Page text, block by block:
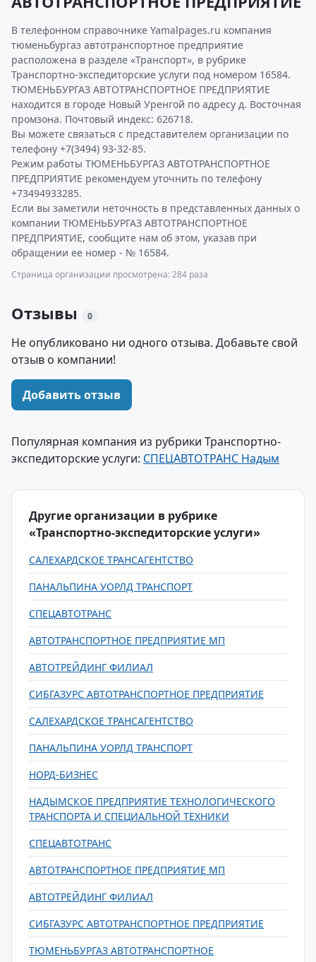
В телефонном справочнике Yamalpages.ru компания
тюменьбургаз автотранспортное предприятие
расположена в разделе «Транспорт», в рубрике
Транспортно-экспедиторские услуги под номером 16584.
ТЮМЕНЬБУРГАЗ АВТОТРАНСПОРТНОЕ ПРЕДПРИЯТИЕ
находится в городе Новый Уренгой по адресу д. Восточная
промзона. Почтовый индекс: 626718.
Вы можете связаться с представителем организации по
телефону +7(3494) 93-32-85.
Режим работы ТЮМЕНЬБУРГАЗ АВТОТРАНСПОРТНОЕ
ПРЕДПРИЯТИЕ рекомендуем уточнить по телефону
+73494933285.
Если вы заметили неточность в представленных данных о
компании ТЮМЕНЬБУРГАЗ АВТОТРАНСПОРТНОЕ
ПРЕДПРИЯТИЕ, сообщите нам об этом, указав при
обращении ее номер - № 16584.
Страница организации просмотрена: 284 раза
Отзывы 0
Не опубликовано ни одного отзыва. Добавьте свой
отзыв о компании!
Добавить отзыв
Популярная компания из рубрики Транспортно-
экспедиторские услуги: СПЕЦАВТОТРАНС Надым
Другие организации в рубрике
«Транспортно-экспедиторские услуги»
САЛЕХАРДСКОЕ ТРАНСАГЕНТСТВО
ПАНАЛЬПИНА УОРЛД ТРАНСПОРТ
СПЕЦАВТОТРАНС
АВТОТРАНСПОРТНОЕ ПРЕДПРИЯТИЕ МП
АВТОТРЕЙДИНГ ФИЛИАЛ
СИБГАЗУРС АВТОТРАНСПОРТНОЕ ПРЕДПРИЯТИЕ
САЛЕХАРДСКОЕ ТРАНСАГЕНТСТВО
ПАНАЛЬПИНА УОРЛД ТРАНСПОРТ
НОРД-БИЗНЕС
НАДЫМСКОЕ ПРЕДПРИЯТИЕ ТЕХНОЛОГИЧЕСКОГО
ТРАНСПОРТА И СПЕЦИАЛЬНОЙ ТЕХНИКИ
СПЕЦАВТОТРАНС
АВТОТРАНСПОРТНОЕ ПРЕДПРИЯТИЕ МП
АВТОТРЕЙДИНГ ФИЛИАЛ
СИБГАЗУРС АВТОТРАНСПОРТНОЕ ПРЕДПРИЯТИЕ
ТЮМЕНЬБУРГАЗ АВТОТРАНСПОРТНОЕ